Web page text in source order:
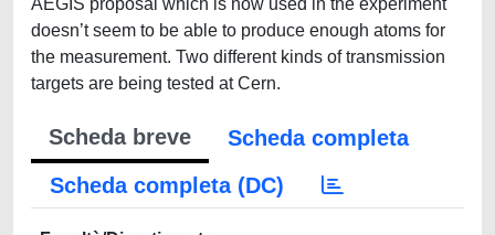
AEGIS proposal which is now used in the experiment
doesn’t seem to be able to produce enough atoms for
the measurement. Two different kinds of transmission
targets are being tested at Cern.
Scheda breve
Scheda completa
Scheda completa (DC)